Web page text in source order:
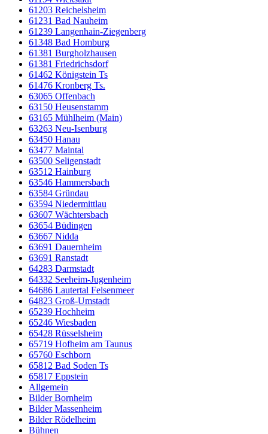
61203 Reichelsheim
61231 Bad Nauheim
61239 Langenhain-Ziegenberg
61348 Bad Homburg
61381 Burgholzhausen
61381 Friedrichsdorf
61462 Königstein Ts
61476 Kronberg Ts.
63065 Offenbach
63150 Heusenstamm
63165 Mühlheim (Main)
63263 Neu-Isenburg
63450 Hanau
63477 Maintal
63500 Seligenstadt
63512 Hainburg
63546 Hammersbach
63584 Gründau
63594 Niedermittlau
63607 Wächtersbach
63654 Büdingen
63667 Nidda
63691 Dauernheim
63691 Ranstadt
64283 Darmstadt
64332 Seeheim-Jugenheim
64686 Lautertal Felsenmeer
64823 Groß-Umstadt
65239 Hochheim
65246 Wiesbaden
65428 Rüsselsheim
65719 Hofheim am Taunus
65760 Eschborn
65812 Bad Soden Ts
65817 Eppstein
Allgemein
Bilder Bornheim
Bilder Massenheim
Bilder Rödelheim
Bühnen